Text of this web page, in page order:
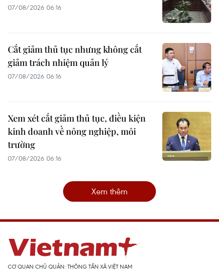
07/08/2026 06:16
Cắt giảm thủ tục nhưng không cắt
giảm trách nhiệm quản lý
07/08/2026 06:16
Xem xét cắt giảm thủ tục, điều kiện
kinh doanh về nông nghiệp, môi
trường
07/08/2026 06:16
Xem thêm
CƠ QUAN CHỦ QUẢN: THÔNG TẤN XÃ VIỆT NAM